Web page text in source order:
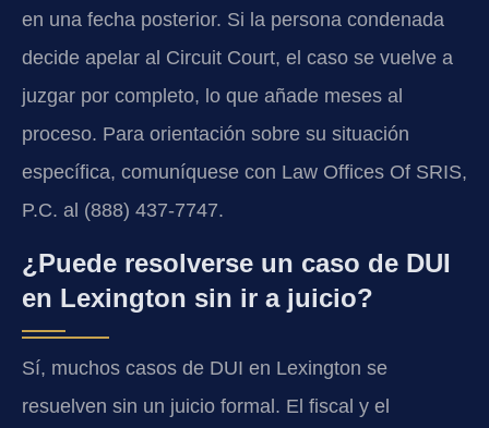
en una fecha posterior. Si la persona condenada
decide apelar al Circuit Court, el caso se vuelve a
juzgar por completo, lo que añade meses al
proceso. Para orientación sobre su situación
específica, comuníquese con Law Offices Of SRIS,
P.C. al (888) 437-7747.
¿Puede resolverse un caso de DUI
en Lexington sin ir a juicio?
Sí, muchos casos de DUI en Lexington se
resuelven sin un juicio formal. El fiscal y el